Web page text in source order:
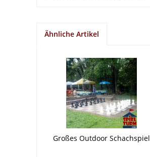
Ähnliche Artikel
Großes Outdoor Schachspiel